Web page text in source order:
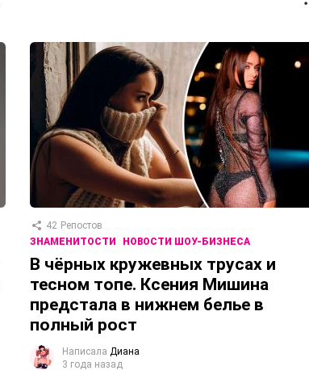
42 Репостов
ЗНАМЕНИТОСТИ
НОВОСТИ ШОУ-БИЗНЕСА
В чёрных кружевных трусах и
тесном топе. Ксения Мишина
предстала в нижнем белье в
полный рост
Написала Диана
3 года назад